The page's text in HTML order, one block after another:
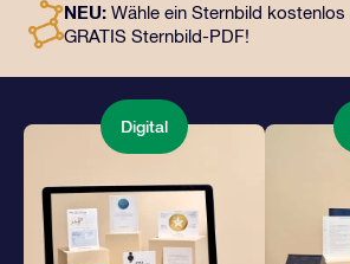
unserer Apps. Es ist eine zauberhafte
Liebsten ein unvergängliches
NEU: Wähle ein Sternbild kostenlos
GRATIS Sternbild-PDF!
Digital